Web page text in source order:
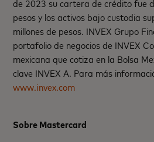
de 2023 su cartera de crédito fue
pesos y los activos bajo custodia
millones de pesos. INVEX Grupo
portafolio de negocios de INVEX
mexicana que cotiza en la Bolsa
clave INVEX A. Para más
www.invex.com
Sobre Mastercard